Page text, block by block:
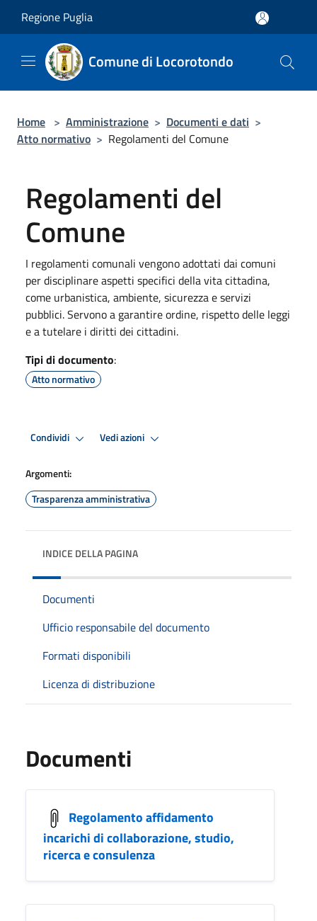
Regione Puglia
Comune di Locorotondo
Home > Amministrazione > Documenti e dati >
Atto normativo > Regolamenti del Comune
Regolamenti del
Comune
I regolamenti comunali vengono adottati dai comuni
per disciplinare aspetti specifici della vita cittadina,
come urbanistica, ambiente, sicurezza e servizi
pubblici. Servono a garantire ordine, rispetto delle leggi
e a tutelare i diritti dei cittadini.
Tipi di documento:
Atto normativo
Condividi Vedi azioni
Argomenti:
Trasparenza amministrativa
INDICE DELLA PAGINA
Documenti
Ufficio responsabile del documento
Formati disponibili
Licenza di distribuzione
Documenti
Regolamento affidamento
incarichi di collaborazione, studio,
ricerca e consulenza